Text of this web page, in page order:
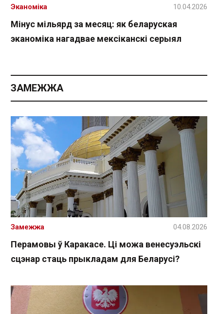
Мінус мільярд за месяц: як беларуская
эканоміка нагадвае мексіканскі серыял
Эканоміка 10.04.2026
ЗАМЕЖЖА
Перамовы ў Каракасе. Ці можа венесуэльскі
сцэнар стаць прыкладам для Беларусі?
Замежжа 04.08.2026